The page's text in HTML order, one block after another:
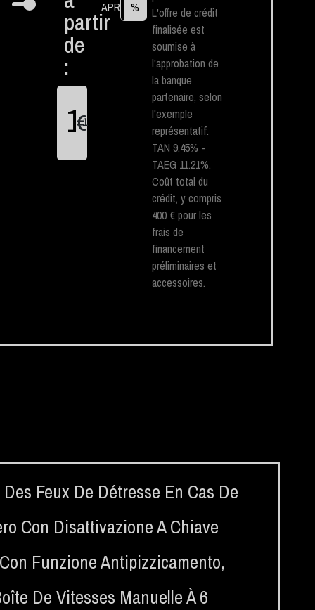
partir
de
:
€
1
APR
%
L'offre de crédit
finalisée est
soumise à
l'approbation de
la banque
partenaire, selon
l'exemple
représentatif.
TAN 9.45% -
TAEG 11.21%.
Coût total du
crédit, y compris
400 € pour les
frais de
financement
préliminaires et
accessoires.
Feux De Détresse En Cas De
Con Disattivazione A Chiave
Funzione Antipizzicamento,
De Vitesses Manuelle À 6